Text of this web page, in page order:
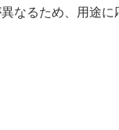
なるため、用途に